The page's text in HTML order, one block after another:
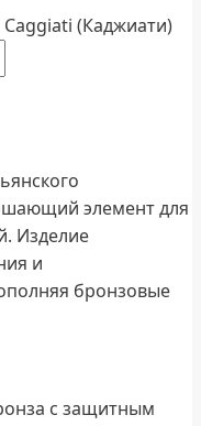
(Каджиати)
элемент для
Изделие
и
бронзовые
с защитным